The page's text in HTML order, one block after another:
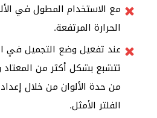
مع الاستخدام المطول في
الحرارة المرتفعة.
عند تفعيل وضع التجميل في
تتشبع بشكل أكثر من
من حدة الألوان من خلال
الفلتر الأمثل.